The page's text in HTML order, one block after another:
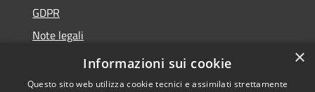
GDPR
Note legali
Dichiarazione di accessibilità
×
Informazioni sui cookie
Questo sito web utilizza cookie tecnici e assimilati strettamente